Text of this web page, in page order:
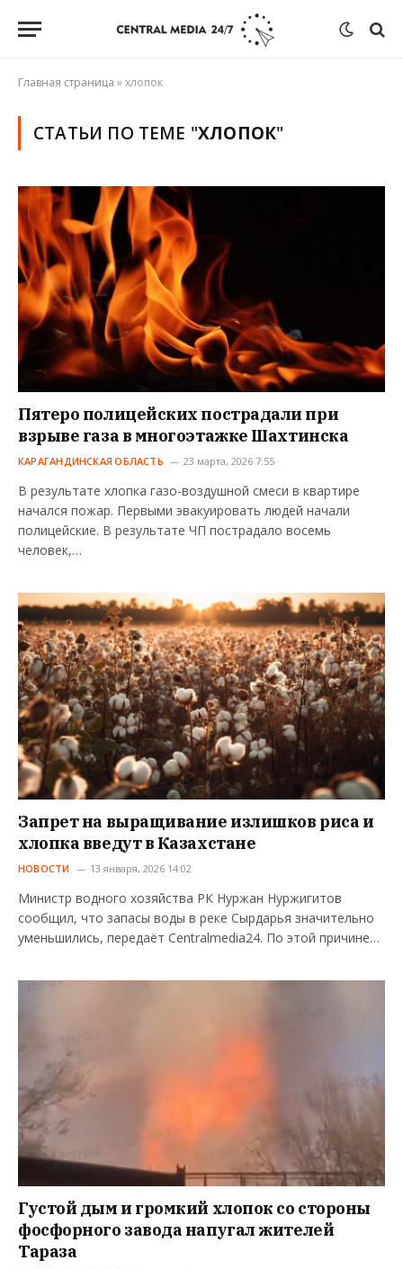
Главная страница »хлопок
СТАТЬИ ПО ТЕМЕ "ХЛОПОК"
Пятеро полицейских пострадали при
взрыве газа в многоэтажке Шахтинска
КАРАГАНДИНСКАЯ ОБЛАСТЬ 23 марта, 2026 7:55
В результате хлопка газо-воздушной смеси в квартире
начался пожар. Первыми эвакуировать людей начали
полицейские. В результате ЧП пострадало восемь
человек,…
Запрет на выращивание излишков риса и
хлопка введут в Казахстане
НОВОСТИ 13 января, 2026 14:02
Министр водного хозяйства РК Нуржан Нуржигитов
сообщил, что запасы воды в реке Сырдарья значительно
уменьшились, передаёт Centralmedia24. По этой причине…
Густой дым и громкий хлопок со стороны
фосфорного завода напугал жителей
Тараза